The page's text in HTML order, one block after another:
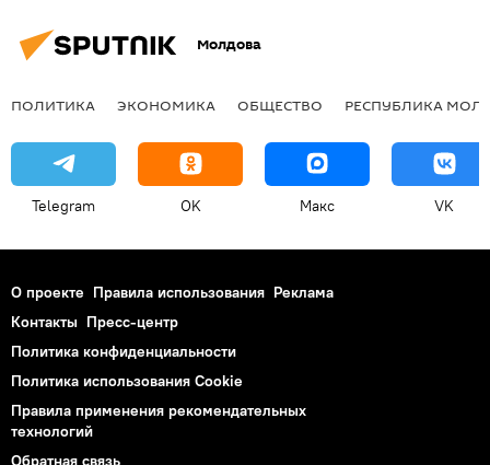
Молдова
ПОЛИТИКА ЭКОНОМИКА ОБЩЕСТВО РЕСПУБЛИКА
Telegram OK Макс VK
О проекте Правила использования Реклама
Контакты Пресс-центр
Политика конфиденциальности
Политика использования Cookie
Правила применения рекомендательных
технологий
Обратная связь